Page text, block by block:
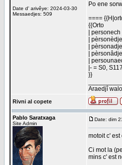
Date d' arivêye: 2024-03-30
Messaedjes: 509
Po ene
====
{{Orto
|
|
|
|
|
|- = S0,
}}
Araedjî
Rivni al copete
Pablo Saratxaga
Site Admin
Date: dim
motoit c'
Ci mot la
mins c' est